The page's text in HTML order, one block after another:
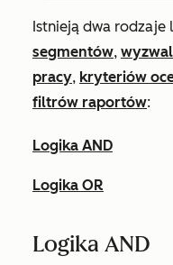
Istnieją dwa rodzaje
segmentów,
pracy, kryteriów
filtrów raportów:
Logika AND
Logika OR
Logika AND